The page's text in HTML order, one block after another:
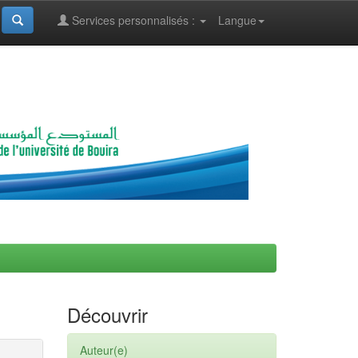
Langue
Services personnalisés :
Découvrir
Auteur(e)